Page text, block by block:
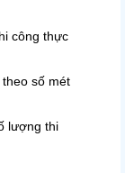
công thực
số mét
lượng thi